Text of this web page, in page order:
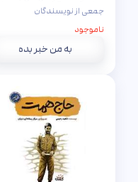
جمعی از نویسندگان
ناموجود
به من خبر بده